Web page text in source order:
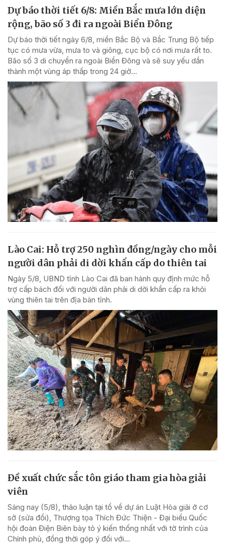
Dự báo thời tiết 6/8: Miền Bắc mưa lớn diện
rộng, bão số 3 đi ra ngoài Biển Đông
Dự báo thời tiết ngày 6/8, miền Bắc Bộ và Bắc Trung Bộ tiếp
tục có mưa vừa, mưa to và giông, cục bộ có nơi mưa rất to.
Bão số 3 di chuyển ra ngoài Biển Đông và sẽ suy yếu dần
thành một vùng áp thấp trong 24 giờ...
Lào Cai: Hỗ trợ 250 nghìn đồng/ngày cho mỗi
người dân phải di dời khẩn cấp do thiên tai
Ngày 5/8, UBND tỉnh Lào Cai đã ban hành quy định mức hỗ
trợ cấp bách đối với người dân phải di dời khẩn cấp ra khỏi
vùng thiên tai trên địa bàn tỉnh.
Đề xuất chức sắc tôn giáo tham gia hòa giải
viên
Sáng nay (5/8), thảo luận tại tổ về dự án Luật Hòa giải ở cơ
sở (sửa đổi), Thượng tọa Thích Đức Thiện - Đại biểu Quốc
hội đoàn Điện Biên bày tỏ ý kiến thống nhất với tờ trình của
Chính phủ, đồng thời góp ý đối với...